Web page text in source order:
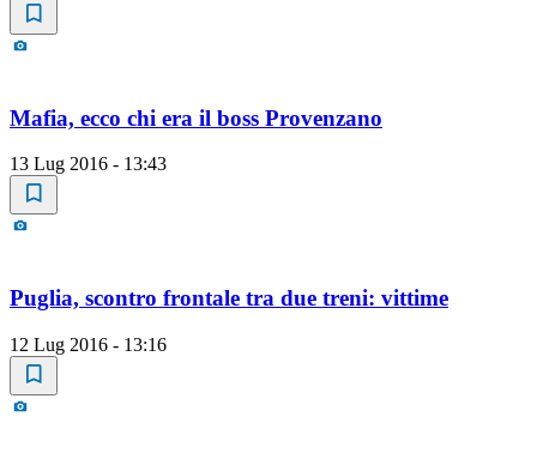
Mafia, ecco chi era il boss Provenzano
13 Lug 2016 - 13:43
Puglia, scontro frontale tra due treni: vittime
12 Lug 2016 - 13:16